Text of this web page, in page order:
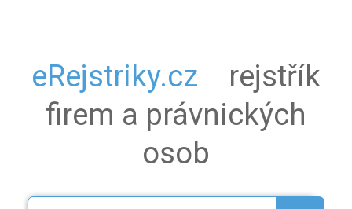
eRejstriky.cz
rejstřík
firem a právnických
osob